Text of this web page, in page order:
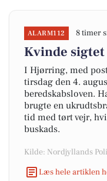
ALARM112 8 timer
Kvinde
I Hjørring, med
tirsdag den 4.
beredskabsloven.
brugte en
tid med tørt vejr,
buskads.
Kilde: Nordjyllands
Læs hele artiklen